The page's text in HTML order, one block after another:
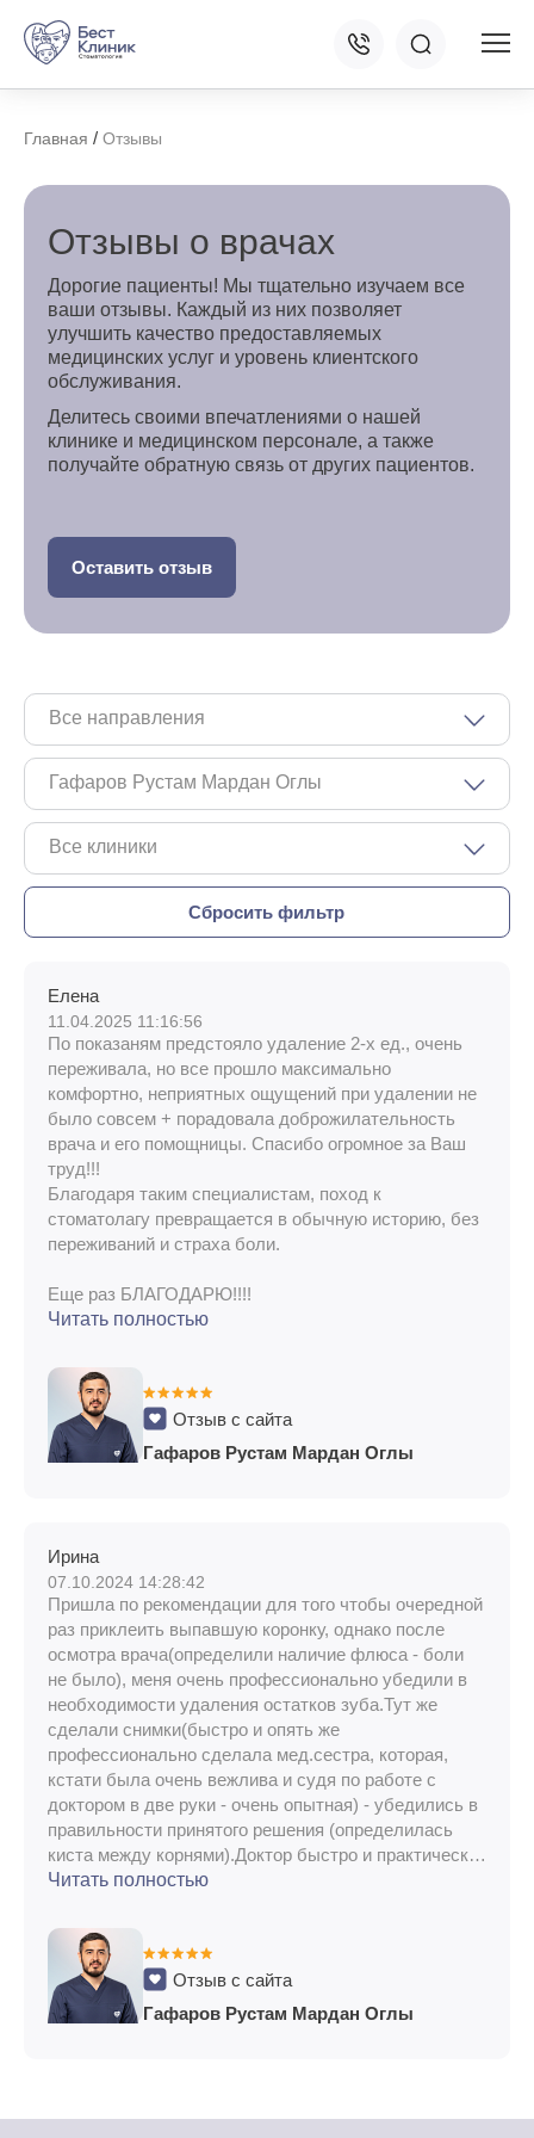
Главная / Отзывы
Отзывы о врачах
Дорогие пациенты! Мы тщательно изучаем все
ваши отзывы. Каждый из них позволяет
улучшить качество предоставляемых
медицинских услуг и уровень клиентского
обслуживания.
Делитесь своими впечатлениями о нашей
клинике и медицинском персонале, а также
получайте обратную связь от других пациентов.
Оставить отзыв
Все направления
Гафаров Рустам Мардан Оглы
Все клиники
Елена
11.04.2025 11:16:56
По показаням предстояло удаление 2-х ед., очень
переживала, но все прошло максимально
комфортно, неприятных ощущений при удалении не
было совсем + порадовала доброжилательность
врача и его помощницы. Спасибо огромное за Ваш
труд!!!
Благодаря таким специалистам, поход к
стоматолагу превращается в обычную историю, без
переживаний и страха боли.
Еще раз БЛАГОДАРЮ!!!!
Читать полностью
Отзыв с сайта
Гафаров Рустам Мардан Оглы
Ирина
07.10.2024 14:28:42
Пришла по рекомендации для того чтобы очередной
раз приклеить выпавшую коронку, однако после
осмотра врача(определили наличие флюса - боли
не было), меня очень профессионально убедили в
необходимости удаления остатков зуба.Тут же
сделали снимки(быстро и опять же
профессионально сделала мед.сестра, которая,
кстати была очень вежлива и судя по работе с
доктором в две руки - очень опытная) - убедились в
правильности принятого решения (определилась
киста между корнями).Доктор быстро и практически
безболезненно провел анестезию, а потом очень
совершено безболезненно.После чего Рустам
Мордан Оглы рекомендовал дальнейший план
действий и при соблюдении их в последующем у
меня не было никаких проблем.Спасибо огромное
доктору и мед.сестре за их отличную работу!В
Читать полностью
Отзыв с сайта
Гафаров Рустам Мардан Оглы